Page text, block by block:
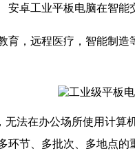
安卓工业平板电脑在智能
育，远程医疗，智能制
法在办公场所使用计
节、多批次、多地点的